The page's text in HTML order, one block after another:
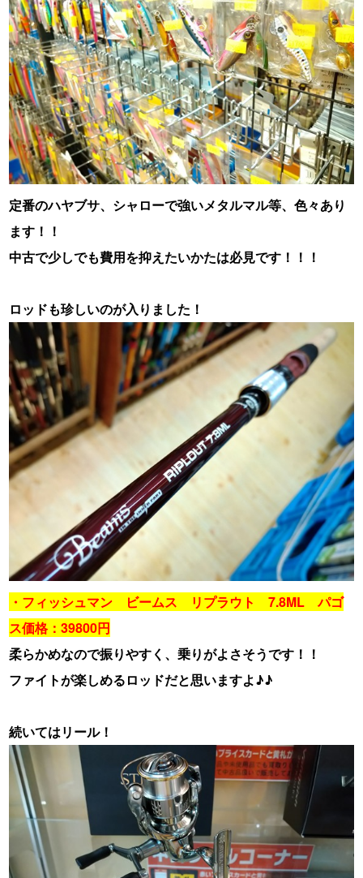
定番のハヤブサ、シャローで強いメタルマル等、色々あり
ます！！
中古で少しでも費用を抑えたいかたは必見です！！！
ロッドも珍しいのが入りました！
・フィッシュマン ビームス リプラウト 7.8ML パゴ
ス価格：39800円
柔らかめなので振りやすく、乗りがよさそうです！！
ファイトが楽しめるロッドだと思いますよ♪♪
続いてはリール！